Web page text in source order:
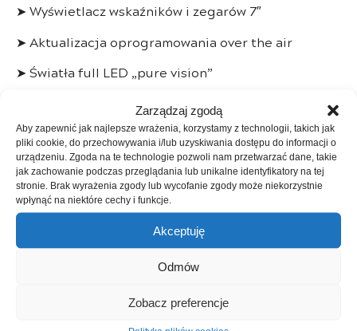
Zarządzaj zgodą
Aby zapewnić jak najlepsze wrażenia, korzystamy z technologii, takich jak
pliki cookie, do przechowywania i/lub uzyskiwania dostępu do informacji o
urządzeniu. Zgoda na te technologie pozwoli nam przetwarzać dane, takie
jak zachowanie podczas przeglądania lub unikalne identyfikatory na tej
stronie. Brak wyrażenia zgody lub wycofanie zgody może niekorzystnie
wpłynąć na niektóre cechy i funkcje.
Akceptuję
Odmów
Zobacz preferencje
➤ Wyświetlacz wskaźników i zegarów 7″
➤ Aktualizacja oprogramowania over the air
➤ Światła full LED „pure vision”
Światła do jazdy dziennej LED
———-
Kupując w naszej firmie:
– kupujący jest zwolniony z opłat skarbowych
– istnieje możliwość zostawienia starego
samochodu w rozliczeniu (zamiana)
– możliwość skorzystania z systemu gwarancyjnego
oraz korzystnego finansowania
– możliwość sprawdzenia samochodu przed